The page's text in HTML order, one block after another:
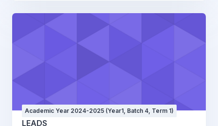
Academic Year 2024-2025 (Year1, Batch 4, Term 1)
LEADS